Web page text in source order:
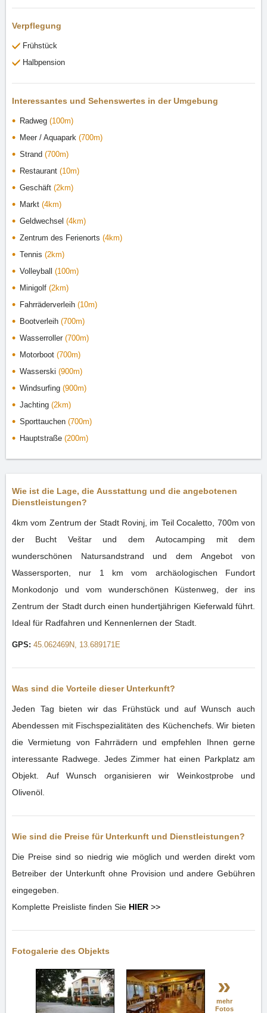
Verpflegung
Frühstück
Halbpension
Interessantes und Sehenswertes in der Umgebung
Radweg (100m)
Meer / Aquapark (700m)
Strand (700m)
Restaurant (10m)
Geschäft (2km)
Markt (4km)
Geldwechsel (4km)
Zentrum des Ferienorts (4km)
Tennis (2km)
Volleyball (100m)
Minigolf (2km)
Fahrräderverleih (10m)
Bootverleih (700m)
Wasserroller (700m)
Motorboot (700m)
Wasserski (900m)
Windsurfing (900m)
Jachting (2km)
Sporttauchen (700m)
Hauptstraße (200m)
Wie ist die Lage, die Ausstattung und die angebotenen
Dienstleistungen?
4km vom Zentrum der Stadt Rovinj, im Teil Cocaletto, 700m von
der Bucht Veštar und dem Autocamping mit dem
wunderschönen Natursandstrand und dem Angebot von
Wassersporten, nur 1 km vom archäologischen Fundort
Monkodonjo und vom wunderschönen Küstenweg, der ins
Zentrum der Stadt durch einen hundertjährigen Kieferwald führt.
Ideal für Radfahren und Kennenlernen der Stadt.
GPS: 45.062469N, 13.689171E
Was sind die Vorteile dieser Unterkunft?
Jeden Tag bieten wir das Frühstück und auf Wunsch auch
Abendessen mit Fischspezialitäten des Küchenchefs. Wir bieten
die Vermietung von Fahrrädern und empfehlen Ihnen gerne
interessante Radwege. Jedes Zimmer hat einen Parkplatz am
Objekt. Auf Wunsch organisieren wir Weinkostprobe und
Olivenöl.
Wie sind die Preise für Unterkunft und Dienstleistungen?
Die Preise sind so niedrig wie möglich und werden direkt vom
Betreiber der Unterkunft ohne Provision und andere Gebühren
eingegeben.
Komplette Preisliste finden Sie HIER >>
Fotogalerie des Objekts
»
mehr
Fotos